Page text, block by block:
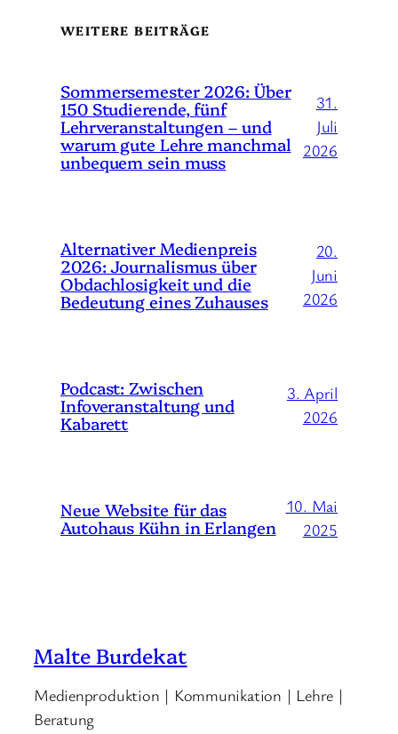
WEITERE BEITRÄGE
Sommersemester 2026: Über
150 Studierende, fünf
Lehrveranstaltungen – und
warum gute Lehre manchmal
unbequem sein muss
31.
Juli
2026
Alternativer Medienpreis
2026: Journalismus über
Obdachlosigkeit und die
Bedeutung eines Zuhauses
20.
Juni
2026
Podcast: Zwischen
Infoveranstaltung und
Kabarett
3. April
2026
Neue Website für das
Autohaus Kühn in Erlangen
10. Mai
2025
Malte Burdekat
Medienproduktion | Kommunikation | Lehre |
Beratung